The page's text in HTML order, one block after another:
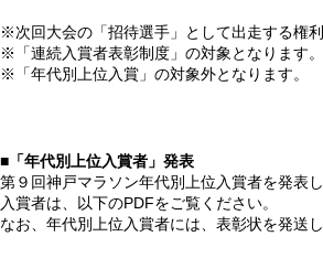
※次回大会の「招待選手」として出走する権利
※「連続入賞者表彰制度」の対象となります。
※「年代別上位入賞」の対象外となります。
■「年代別上位入賞者」発表
第９回神戸マラソン年代別上位入賞者を発表し
入賞者は、以下のPDFをご覧ください。
なお、年代別上位入賞者には、表彰状を発送